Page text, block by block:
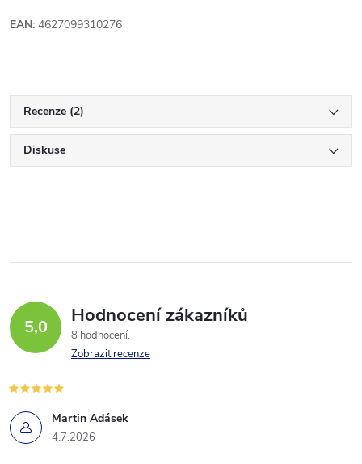
EAN: 4627099310276
Recenze (2)
Diskuse
5,0 Hodnocení zákazníků
8 hodnocení
Zobrazit recenze
Martin Adásek
4.7.2026